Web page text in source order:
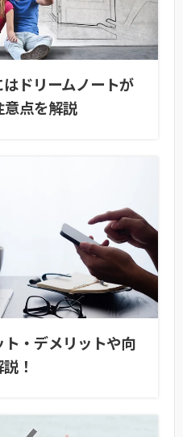
ドリームノートが
意点を解説
・デメリットや向
！